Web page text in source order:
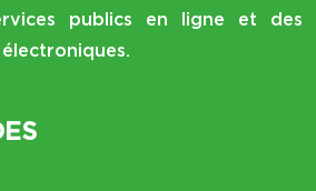
publics en ligne et des